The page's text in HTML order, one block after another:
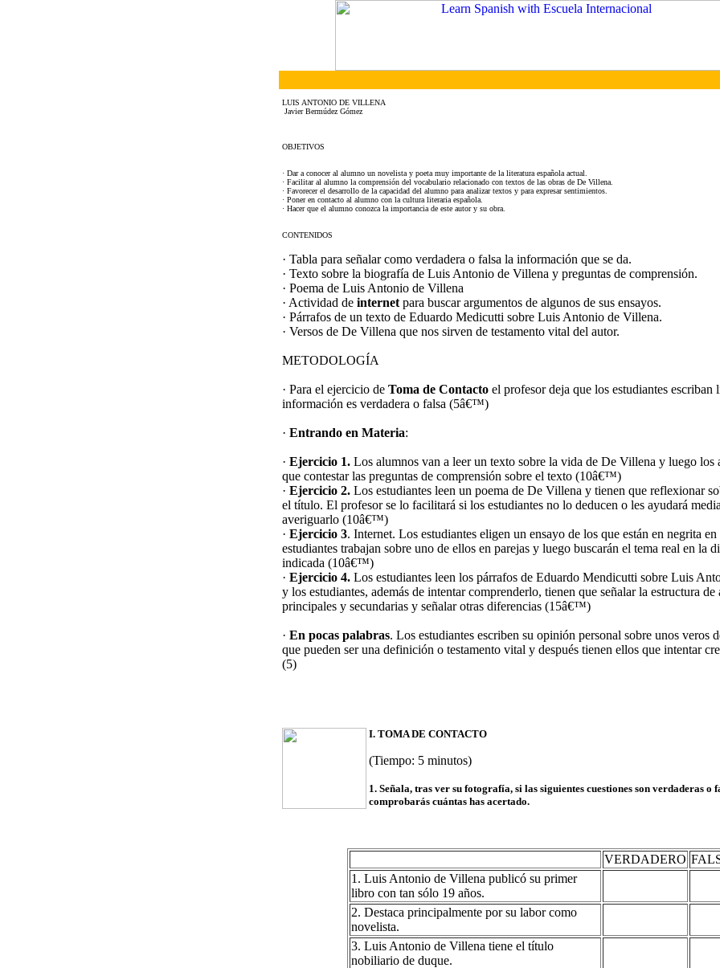
LUIS ANTONIO DE VILLENA
Javier Bermúdez Gómez
OBJETIVOS
· Dar a conocer al alumno un novelista y poeta muy importante de la literatura española actual.
· Facilitar al alumno la comprensión del vocabulario relacionado con textos de las obras de De Villena.
· Favorecer el desarrollo de la capacidad del alumno para analizar textos y para expresar sentimientos.
· Poner en contacto al alumno con la cultura literaria española.
· Hacer que el alumno conozca la importancia de este autor y su obra.
CONTENIDOS
· Tabla para señalar como verdadera o falsa la información que se da.
· Texto sobre la biografía de Luis Antonio de Villena y preguntas de comprensión.
· Poema de Luis Antonio de Villena
· Actividad de internet para buscar argumentos de algunos de sus ensayos.
· Párrafos de un texto de Eduardo Medicutti sobre Luis Antonio de Villena.
· Versos de De Villena que nos sirven de testamento vital del autor.
METODOLOGÍA
· Para el ejercicio de Toma de Contacto el profesor deja que los estudiantes escriban
información es verdadera o falsa (5â€™)
· Entrando en Materia:
· Ejercicio 1. Los alumnos van a leer un texto sobre la vida de De Villena y luego los
que contestar las preguntas de comprensión sobre el texto (10â€™)
· Ejercicio 2. Los estudiantes leen un poema de De Villena y tienen que reflexionar
el título. El profesor se lo facilitará si los estudiantes no lo deducen o les ayudará
averiguarlo (10â€™)
· Ejercicio 3. Internet. Los estudiantes eligen un ensayo de los que están en negrita
estudiantes trabajan sobre uno de ellos en parejas y luego buscarán el tema real en la
indicada (10â€™)
· Ejercicio 4. Los estudiantes leen los párrafos de Eduardo Mendicutti sobre Luis
y los estudiantes, además de intentar comprenderlo, tienen que señalar la estructura de
principales y secundarias y señalar otras diferencias (15â€™)
· En pocas palabras. Los estudiantes escriben su opinión personal sobre unos veros
que pueden ser una definición o testamento vital y después tienen ellos que intentar
(5)
I. TOMA DE CONTACTO
(Tiempo: 5 minutos)
1. Señala, tras ver su fotografía, si las siguientes cuestiones son verdaderas o
comprobarás cuántas has acertado.
VERDADERO
1. Luis Antonio de Villena publicó su primer
libro con tan sólo 19 años.
2. Destaca principalmente por su labor como
novelista.
3. Luis Antonio de Villena tiene el título
nobiliario de duque.